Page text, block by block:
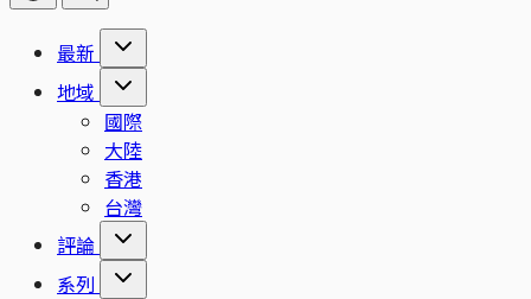
最新
地域
國際
大陸
香港
台灣
評論
系列